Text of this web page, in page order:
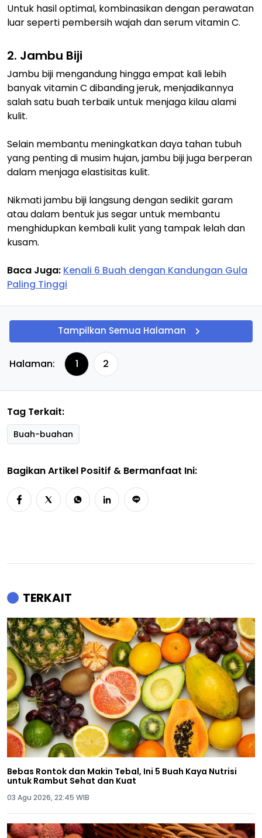
Untuk hasil optimal, kombinasikan dengan perawatan
luar seperti pembersih wajah dan serum vitamin C.
2. Jambu Biji
Jambu biji mengandung hingga empat kali lebih
banyak vitamin C dibanding jeruk, menjadikannya
salah satu buah terbaik untuk menjaga kilau alami
kulit.
Selain membantu meningkatkan daya tahan tubuh
yang penting di musim hujan, jambu biji juga berperan
dalam menjaga elastisitas kulit.
Nikmati jambu biji langsung dengan sedikit garam
atau dalam bentuk jus segar untuk membantu
menghidupkan kembali kulit yang tampak lelah dan
kusam.
Baca Juga: Kenali 6 Buah dengan Kandungan Gula
Paling Tinggi
Tampilkan Semua Halaman
Halaman: 1 2
Tag Terkait:
Buah-buahan
Bagikan Artikel Positif & Bermanfaat Ini:
TERKAIT
Bebas Rontok dan Makin Tebal, Ini 5 Buah Kaya Nutrisi
untuk Rambut Sehat dan Kuat
03 Agu 2026, 22:45 WIB